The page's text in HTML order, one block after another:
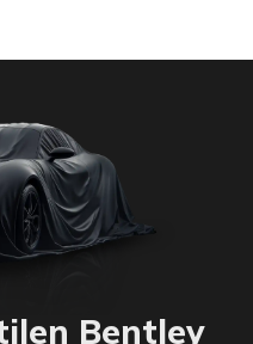
Bentley